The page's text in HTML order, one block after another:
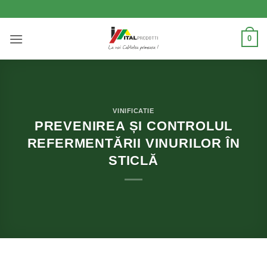
content
0
VINIFICATIE
PREVENIREA ȘI CONTROLUL
REFERMENTĂRII VINURILOR ÎN
STICLĂ